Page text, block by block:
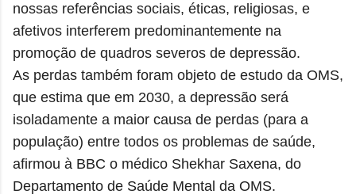
nossas referências sociais, éticas, religiosas, e
afetivos interferem predominantemente na
promoção de quadros severos de depressão.
As perdas também foram objeto de estudo da OMS,
que estima que em 2030, a depressão será
isoladamente a maior causa de perdas (para a
população) entre todos os problemas de saúde,
afirmou à BBC o médico Shekhar Saxena, do
Departamento de Saúde Mental da OMS.